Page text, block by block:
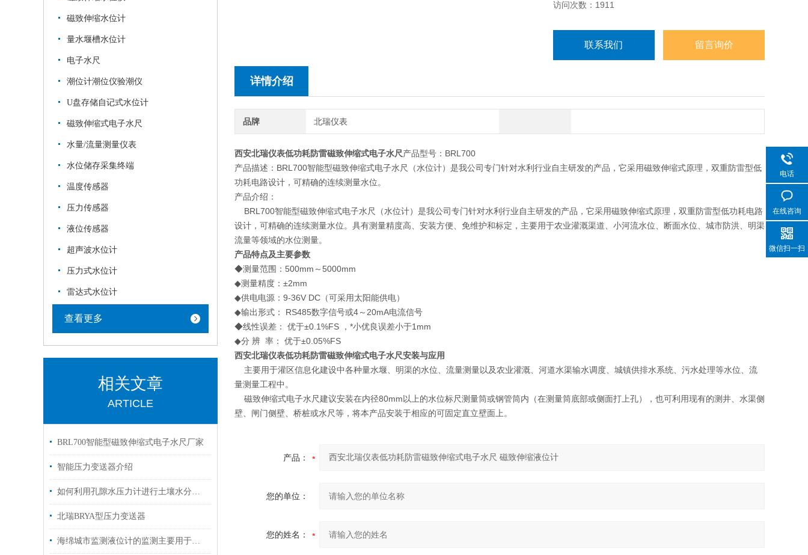
磁致伸缩水位计
量水堰槽水位计
电子水尺
潮位计潮位仪验潮仪
U盘存储自记式水位计
磁致伸缩式电子水尺
水量/流量测量仪表
水位储存采集终端
温度传感器
压力传感器
液位传感器
超声波水位计
压力式水位计
雷达式水位计
查看更多
相关文章
ARTICLE
BRL700智能型磁致伸缩式电子水尺厂家
智能压力变送器介绍
如何利用孔隙水压力计进行土壤水分分析？
北瑞BRYA型压力变送器
海绵城市监测液位计的监测主要用于哪几个方面？
访问次数：1911
联系我们 留言询价
详情介绍
品牌 北瑞仪表
西安北瑞仪表低功耗防雷磁致伸缩式电子水尺产品型号：BRL700
产品描述：BRL700智能型磁致伸缩式电子水尺（水位计）是我公司专门针对水利行业自主研发的产品，它采用磁致伸缩式原理，双重防雷型低
功耗电路设计，可精确的连续测量水位。
产品介绍：
BRL700智能型磁致伸缩式电子水尺（水位计）是我公司专门针对水利行业自主研发的产品，它采用磁致伸缩式原理，双重防雷型低功耗电路
设计，可精确的连续测量水位。具有测量精度高、安装方便、免维护和标定，主要用于农业灌溉渠道、小河流水位、断面水位、城市防洪、明渠
流量等领域的水位测量。
产品特点及主要参数
◆测量范围：500mm～5000mm
◆测量精度：±2mm
◆供电电源：9-36V DC（可采用太阳能供电）
◆输出形式： RS485数字信号或4～20mA电流信号
◆线性误差： 优于±0.1%FS ，*小优良误差小于1mm
◆分 辨 率： 优于±0.05%FS
西安北瑞仪表低功耗防雷磁致伸缩式电子水尺安装与应用
主要用于灌区信息化建设中各种量水堰、明渠的水位、流量测量以及农业灌溉、河道水渠输水调度、城镇供排水系统、污水处理等水位、流
量测量工程中。
磁致伸缩式电子水尺建议安装在内径80mm以上的水位标尺测量筒或钢管筒内（在测量筒底部或侧面打上孔），也可利用现有的测井、水渠侧
壁、闸门侧壁、桥桩或水尺等，将本产品安装于相应的可固定直立壁面上。
产品：
您的单位：
您的姓名：
电话
在线咨询
微信扫一扫